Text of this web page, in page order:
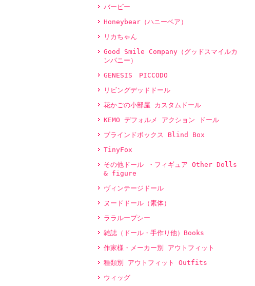
バービー
Honeybear（ハニーベア）
リカちゃん
Good Smile Company（グッドスマイルカ
ンパニー）
GENESIS PICCODO
リビングデッドドール
花かごの小部屋 カスタムドール
KEMO デフォルメ アクション ドール
ブラインドボックス Blind Box
TinyFox
その他ドール ・フィギュア Other Dolls
& figure
ヴィンテージドール
ヌードドール（素体）
ララループシー
雑誌（ドール・手作り他）Books
作家様・メーカー別 アウトフィット
種類別 アウトフィット Outfits
ウィッグ